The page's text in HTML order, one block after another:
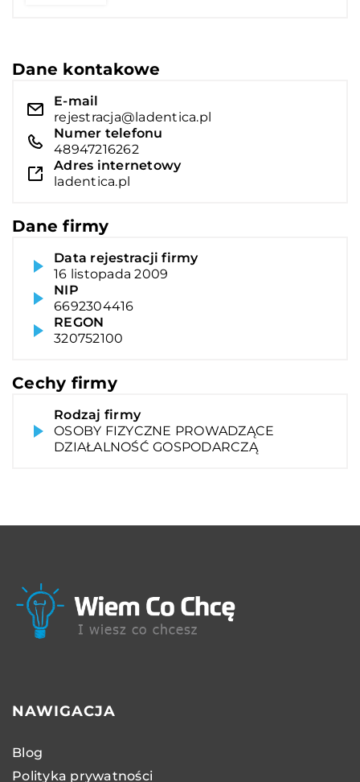
Dane kontakowe
E-mail
rejestracja@ladentica.pl
Numer telefonu
48947216262
Adres internetowy
ladentica.pl
Dane firmy
Data rejestracji firmy
16 listopada 2009
NIP
6692304416
REGON
320752100
Cechy firmy
Rodzaj firmy
OSOBY FIZYCZNE PROWADZĄCE
DZIAŁALNOŚĆ GOSPODARCZĄ
NAWIGACJA
Blog
Polityka prywatności